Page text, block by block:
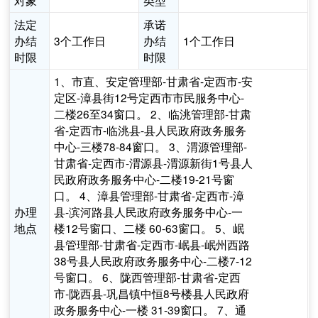
法定
办结
时限
3个工作日
承诺
办结
时限
1个工作日
办理
地点
1、市直、安定管理部-甘肃省-定西市-安
定区-漳县街12号定西市市民服务中心-
二楼26至34窗口。 2、临洮管理部-甘肃
省-定西市-临洮县-县人民政府政务服务
中心-三楼78-84窗口。 3、渭源管理部-
甘肃省-定西市-渭源县-渭源新街1号县人
民政府政务服务中心-二楼19-21号窗
口。 4、漳县管理部-甘肃省-定西市-漳
县-滨河路县人民政府政务服务中心-一
楼12号窗口、二楼 60-63窗口。 5、岷
县管理部-甘肃省-定西市-岷县-岷州西路
38号县人民政府政务服务中心-二楼7-12
号窗口。 6、陇西管理部-甘肃省-定西
市-陇西县-巩昌镇中恒8号楼县人民政府
政务服务中心-一楼 31-39窗口。 7、通